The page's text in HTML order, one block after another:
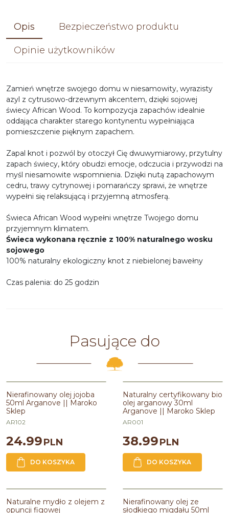
Opis Bezpieczeństwo produktu
Opinie użytkowników
Zamień wnętrze swojego domu w niesamowity, wyrazisty
azyl z cytrusowo-drzewnym akcentem, dzięki sojowej
świecy African Wood. To kompozycja zapachów idealnie
oddająca charakter starego kontynentu wypełniająca
pomieszczenie pięknym zapachem.
Zapal knot i pozwól by otoczył Cię dwuwymiarowy, przytulny
zapach świecy, który obudzi emocje, odczucia i przywodzi na
myśl niesamowite wspomnienia. Dzięki nutą zapachowym
cedru, trawy cytrynowej i pomarańczy sprawi, że wnętrze
wypełni się relaksującą i przyjemną atmosferą.
Świeca African Wood wypełni wnętrze Twojego domu
przyjemnym klimatem.
Świeca wykonana ręcznie z 100% naturalnego wosku
sojowego
100% naturalny ekologiczny knot z niebielonej bawełny
Czas palenia: do 25 godzin
Pasujące do
Nierafinowany olej jojoba
50ml Arganove || Maroko
Sklep
AR102
24.99PLN
DO KOSZYKA
Naturalny certyfikowany bio
olej arganowy 30ml
Arganove || Maroko Sklep
AR001
38.99PLN
DO KOSZYKA
Naturalne mydło z olejem z
opuncji figowej
Nierafinowany olej ze
słodkiego migdału 50ml